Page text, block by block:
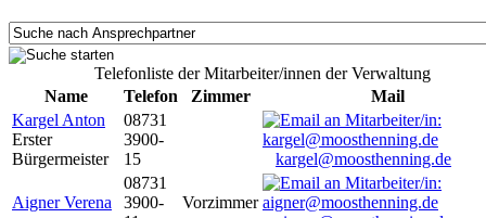
Telefonliste der Mitarbeiter/innen der Verwaltung
Name
Telefon Zimmer
Mail
Kargel Anton
Erster
Bürgermeister
08731
3900-
15
kargel@moosthenning.de
Aigner Verena
08731
3900-
Vorzimmer